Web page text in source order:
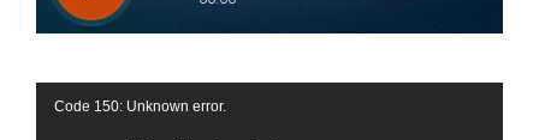
Reproductor
Code 150: Unknown error.